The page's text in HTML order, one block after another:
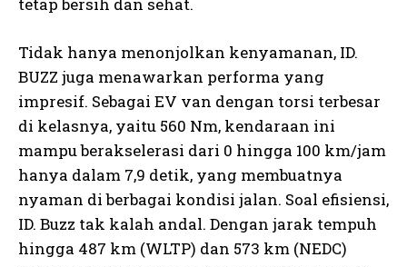
Tidak hanya menonjolkan kenyamanan, ID.
BUZZ juga menawarkan performa yang
impresif. Sebagai EV van dengan torsi terbesar
di kelasnya, yaitu 560 Nm, kendaraan ini
mampu berakselerasi dari 0 hingga 100 km/jam
hanya dalam 7,9 detik, yang membuatnya
nyaman di berbagai kondisi jalan. Soal efisiensi,
ID. Buzz tak kalah andal. Dengan jarak tempuh
hingga 487 km (WLTP) dan 573 km (NEDC)